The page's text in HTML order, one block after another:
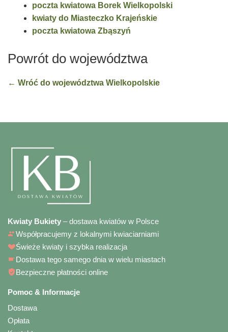
poczta kwiatowa Borek Wielkopolski
kwiaty do Miasteczko Krajeńskie
poczta kwiatowa Zbąszyń
Powrót do województwa
← Wróć do województwa Wielkopolskie
Kwiaty Bukiety – dostawa kwiatów w Polsce
Współpracujemy z lokalnymi kwiaciarniami
Świeże kwiaty i szybka realizacja
Dostawa tego samego dnia w wielu miastach
Bezpieczne płatności online
Pomoc & Informacje
Dostawa
Opłata